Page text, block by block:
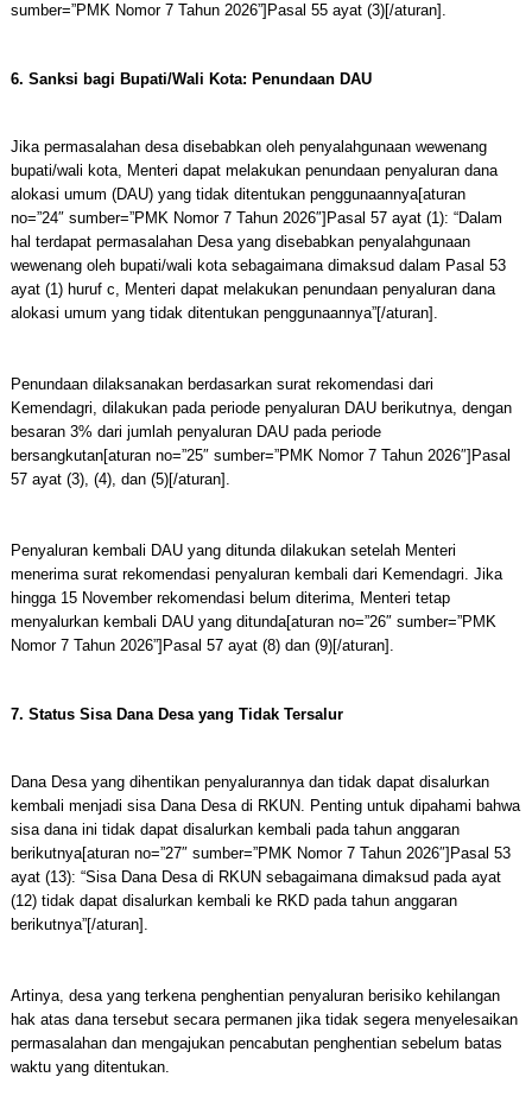
sumber=”PMK Nomor 7 Tahun 2026”]Pasal 55 ayat (3)[/aturan].
6. Sanksi bagi Bupati/Wali Kota: Penundaan DAU
Jika permasalahan desa disebabkan oleh penyalahgunaan wewenang
bupati/wali kota, Menteri dapat melakukan penundaan penyaluran dana
alokasi umum (DAU) yang tidak ditentukan penggunaannya[aturan
no=”24″ sumber=”PMK Nomor 7 Tahun 2026″]Pasal 57 ayat (1): “Dalam
hal terdapat permasalahan Desa yang disebabkan penyalahgunaan
wewenang oleh bupati/wali kota sebagaimana dimaksud dalam Pasal 53
ayat (1) huruf c, Menteri dapat melakukan penundaan penyaluran dana
alokasi umum yang tidak ditentukan penggunaannya”[/aturan].
Penundaan dilaksanakan berdasarkan surat rekomendasi dari
Kemendagri, dilakukan pada periode penyaluran DAU berikutnya, dengan
besaran 3% dari jumlah penyaluran DAU pada periode
bersangkutan[aturan no=”25″ sumber=”PMK Nomor 7 Tahun 2026″]Pasal
57 ayat (3), (4), dan (5)[/aturan].
Penyaluran kembali DAU yang ditunda dilakukan setelah Menteri
menerima surat rekomendasi penyaluran kembali dari Kemendagri. Jika
hingga 15 November rekomendasi belum diterima, Menteri tetap
menyalurkan kembali DAU yang ditunda[aturan no=”26″ sumber=”PMK
Nomor 7 Tahun 2026”]Pasal 57 ayat (8) dan (9)[/aturan].
7. Status Sisa Dana Desa yang Tidak Tersalur
Dana Desa yang dihentikan penyalurannya dan tidak dapat disalurkan
kembali menjadi sisa Dana Desa di RKUN. Penting untuk dipahami bahwa
sisa dana ini tidak dapat disalurkan kembali pada tahun anggaran
berikutnya[aturan no=”27″ sumber=”PMK Nomor 7 Tahun 2026″]Pasal 53
ayat (13): “Sisa Dana Desa di RKUN sebagaimana dimaksud pada ayat
(12) tidak dapat disalurkan kembali ke RKD pada tahun anggaran
berikutnya”[/aturan].
Artinya, desa yang terkena penghentian penyaluran berisiko kehilangan
hak atas dana tersebut secara permanen jika tidak segera menyelesaikan
permasalahan dan mengajukan pencabutan penghentian sebelum batas
waktu yang ditentukan.